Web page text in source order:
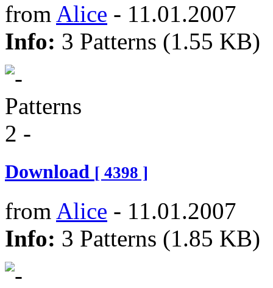
from Alice - 11.01.2007
Info: 3 Patterns (1.55 KB)
Download [ 4398 ]
from Alice - 11.01.2007
Info: 3 Patterns (1.85 KB)